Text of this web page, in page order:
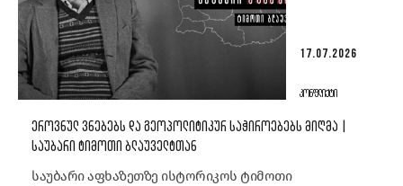
17.07.2026
ᲙᲝᲜᲤᲚᲘᲥᲢᲘ
ᲔᲠᲝᲕᲜᲣᲚ ᲕᲜᲔᲑᲔᲑᲡ ᲓᲐ ᲒᲔᲝᲞᲝᲚᲘᲢᲘᲙᲣᲠ ᲡᲐᲭᲘᲠᲝᲔᲑᲔᲑᲡ ᲛᲘᲦᲛᲐ |
ᲡᲐᲣᲑᲐᲠᲘ ᲢᲘᲛᲝᲗᲘ ᲑᲚᲐᲣᲕᲔᲚᲢᲗᲐᲜ
საუბარი აფხაზეთზე ისტორიკოს ტიმოთი